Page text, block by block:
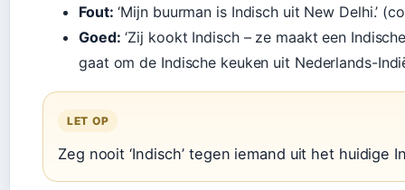
Fout: ‘Mijn buurman is Indisch uit New Delhi.’
Goed: ‘Zij kookt Indisch – ze maakt een
gaat om de Indische keuken uit Nederlands-
LET OP
Zeg nooit ‘Indisch’ tegen iemand uit het huidige